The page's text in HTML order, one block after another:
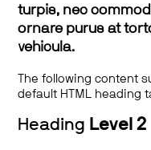
turpis, nec
ornare purus at
vehicula.
The following content
default HTML heading
Heading Level 2